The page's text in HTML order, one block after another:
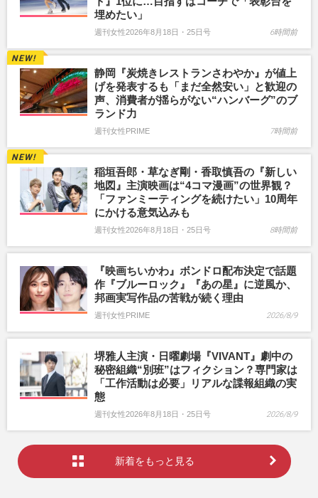
埋めたい」
週刊女性2026年8月18日・25日号 6時間前
静岡『炭焼きレストランさわやか』が値上
げを発表するも「まだ全然安い」と歓迎の
声、消費者が揺らがない“ハンバーグ”のブ
ランド力
週刊女性PRIME 7時間前
稲垣吾郎・草なぎ剛・香取慎吾の『新しい
地図』主演映画は“4コマ漫画”の世界観？
「ファンミーティングを続けたい」10周年
にかける意気込みも
週刊女性2026年8月18日・25日号 8時間前
『映画ちいかわ』ボンドロ配布決定で話題
作『ブルーロック』『あの星』に逆風か、
邦画実写作品の苦戦が続く理由
週刊女性PRIME 2026/8/9
堺雅人主演・日曜劇場『VIVANT』劇中の
秘密組織“別班”はフィクション？専門家は
「工作活動は必要」リアルな諜報組織の実
態
週刊女性2026年8月18日・25日号 2026/8/9
新着をもっと見る